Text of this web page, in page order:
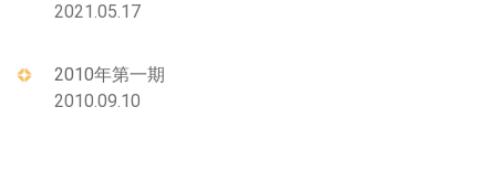
2021.05.17
2010年第一期
2010.09.10